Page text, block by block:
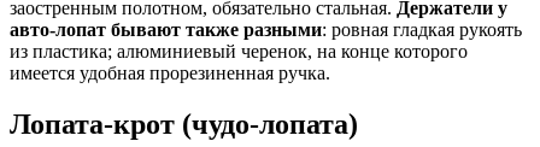
заостренным полотном, обязательно стальная. Держатели у
авто-лопат бывают также разными: ровная гладкая рукоять
из пластика; алюминиевый черенок, на конце которого
имеется удобная прорезиненная ручка.
Лопата-крот (чудо-лопата)